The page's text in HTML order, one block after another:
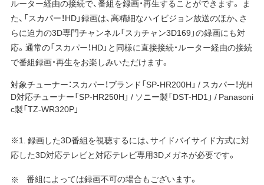
ルーター経由の接続で、番組を録画・再生することができます。 ま
た、「スカパー！HD」録画は、高精細なハイビジョン放送のほか、さ
らに迫力の3D専門チャンネル「スカチャン3D169」の録画にも対
応。通常の「スカパー！HD」と同様に直接接続・ルーター経由の接続
で番組録画・再生をお楽しみいただけます。
対象チューナー：スカパー！ブランド「SP-HR200H」 / スカパー！光H
D対応チューナー「SP-HR250H」 / ソニー製「DST-HD1」 / Panasoni
c製「TZ-WR320P」
※1. 録画した3D番組を視聴するには、サイドバイサイド方式に対
応した3D対応テレビと対応テレビ専用3Dメガネが必要です。
番組によっては録画不可の場合もございます。